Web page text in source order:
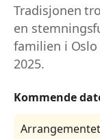
Tradisjonen
en
familien i
2025.
Kommende